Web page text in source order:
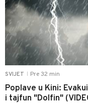
SVIJET Pre 32 min
Poplave u Kini:
i tajfun "Dolfin"